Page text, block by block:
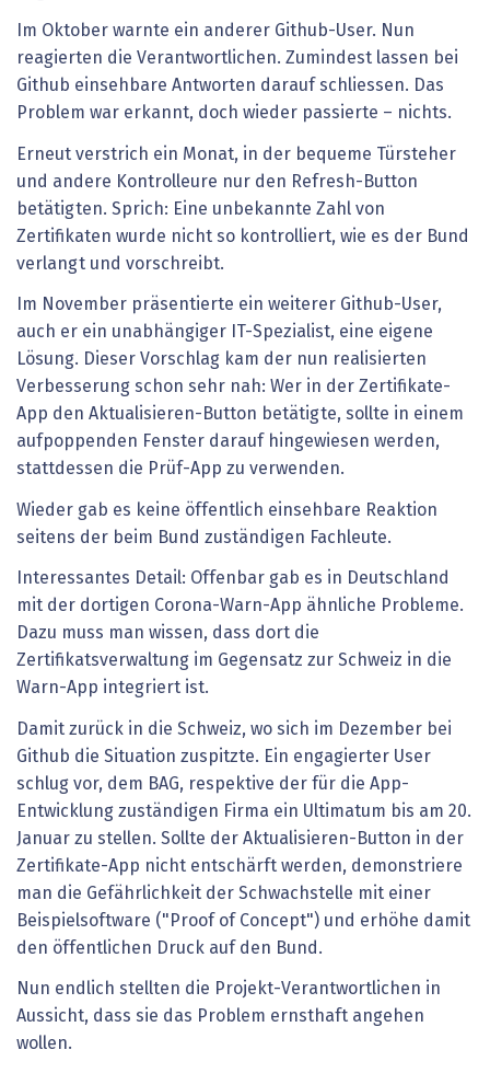
Im Oktober warnte ein anderer Github-User. Nun
reagierten die Verantwortlichen. Zumindest lassen bei
Github einsehbare Antworten darauf schliessen. Das
Problem war erkannt, doch wieder passierte – nichts.
Erneut verstrich ein Monat, in der bequeme Türsteher
und andere Kontrolleure nur den Refresh-Button
betätigten. Sprich: Eine unbekannte Zahl von
Zertifikaten wurde nicht so kontrolliert, wie es der Bund
verlangt und vorschreibt.
Im November präsentierte ein weiterer Github-User,
auch er ein unabhängiger IT-Spezialist, eine eigene
Lösung. Dieser Vorschlag kam der nun realisierten
Verbesserung schon sehr nah: Wer in der Zertifikate-
App den Aktualisieren-Button betätigte, sollte in einem
aufpoppenden Fenster darauf hingewiesen werden,
stattdessen die Prüf-App zu verwenden.
Wieder gab es keine öffentlich einsehbare Reaktion
seitens der beim Bund zuständigen Fachleute.
Interessantes Detail: Offenbar gab es in Deutschland
mit der dortigen Corona-Warn-App ähnliche Probleme.
Dazu muss man wissen, dass dort die
Zertifikatsverwaltung im Gegensatz zur Schweiz in die
Warn-App integriert ist.
Damit zurück in die Schweiz, wo sich im Dezember bei
Github die Situation zuspitzte. Ein engagierter User
schlug vor, dem BAG, respektive der für die App-
Entwicklung zuständigen Firma ein Ultimatum bis am 20.
Januar zu stellen. Sollte der Aktualisieren-Button in der
Zertifikate-App nicht entschärft werden, demonstriere
man die Gefährlichkeit der Schwachstelle mit einer
Beispielsoftware ("Proof of Concept") und erhöhe damit
den öffentlichen Druck auf den Bund.
Nun endlich stellten die Projekt-Verantwortlichen in
Aussicht, dass sie das Problem ernsthaft angehen
wollen.